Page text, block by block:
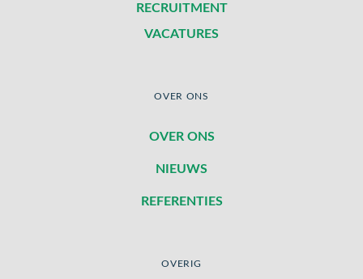
RECRUITMENT
VACATURES
OVER ONS
OVER ONS
NIEUWS
REFERENTIES
OVERIG